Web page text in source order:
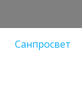
Санпросвет